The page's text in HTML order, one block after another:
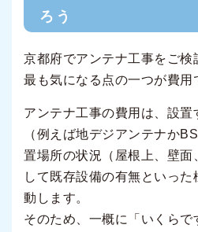
ろう
京都府でアンテナ工事をご検
最も気になる点の一つが費用
アンテナ工事の費用は、設
（例えば地デジアンテナか
置場所の状況（屋根上、壁面
して既存設備の有無といっ
動します。
そのため、一概に「いくらで